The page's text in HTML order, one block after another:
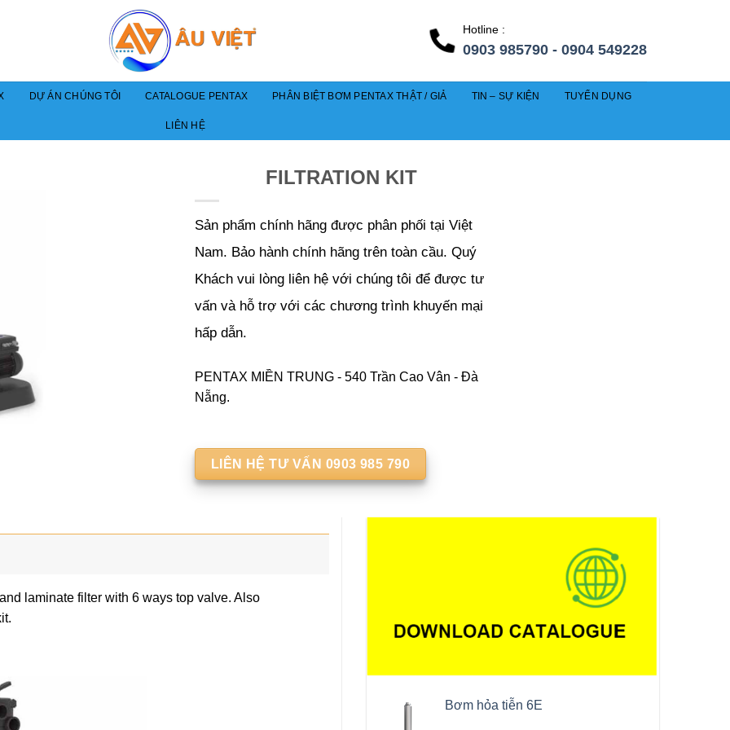
Hotline :
0903 985790 - 0904 549228
DỰ ÁN CHÚNG TÔI CATALOGUE PENTAX PHÂN BIỆT BƠM PENTAX THẬT / GIẢ TIN – SỰ KIỆN TUYỂN DỤNG
LIÊN HỆ
FILTRATION KIT
Sản phẩm chính hãng được phân phối tại Việt
Nam. Bảo hành chính hãng trên toàn cầu. Quý
Khách vui lòng liên hệ với chúng tôi để được tư
vấn và hỗ trợ với các chương trình khuyến mại
hấp dẫn.
PENTAX MIỀN TRUNG - 540 Trần Cao Vân - Đà
Nẵng.
LIÊN HỆ TƯ VẤN 0903 985 790
laminate filter with 6 ways top valve. Also
Bơm hỏa tiễn 6E